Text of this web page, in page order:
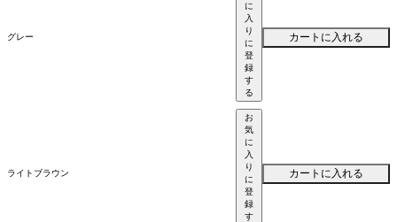
グレー
に
入
り
に
登
録
す
る
カートに入れる
ライトブラウン
お
気
に
入
り
に
登
録
す
カートに入れる